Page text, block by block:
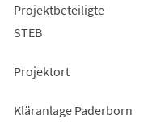
Projektbeteiligte
STEB
Projektort
Kläranlage Paderborn